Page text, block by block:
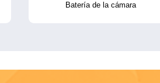
Batería de la cámara